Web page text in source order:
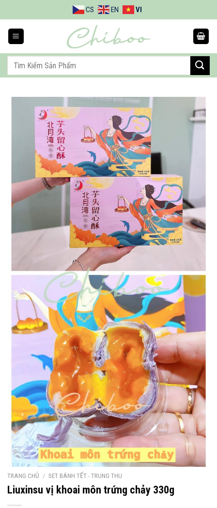
qua
dung
CS EN VI
Tìm
TRANG CHỦ / SET BÁNH TẾT - TRUNG THU
Liuxinsu vị khoai môn trứng chảy 330g